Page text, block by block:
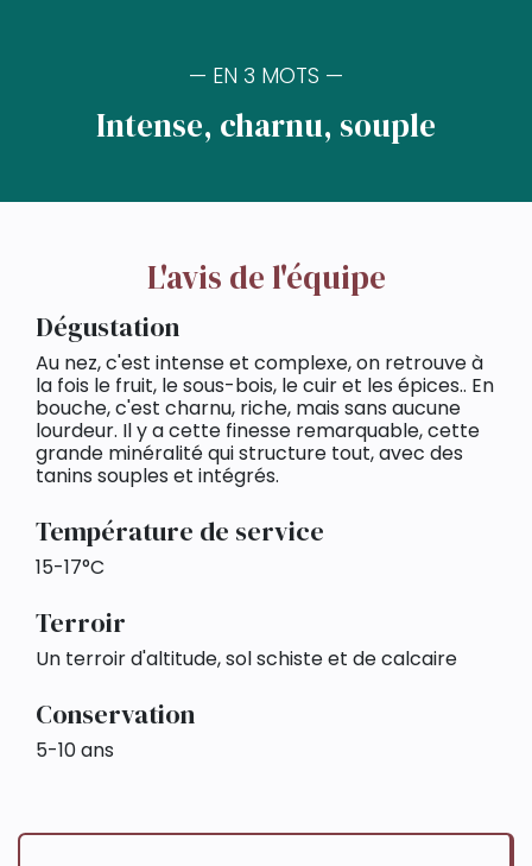
— EN 3 MOTS —
Intense, charnu, souple
L'avis de l'équipe
Dégustation
Au nez, c'est intense et complexe, on retrouve à
la fois le fruit, le sous-bois, le cuir et les épices.. En
bouche, c'est charnu, riche, mais sans aucune
lourdeur. Il y a cette finesse remarquable, cette
grande minéralité qui structure tout, avec des
tanins souples et intégrés.
Température de service
15-17°C
Terroir
Un terroir d'altitude, sol schiste et de calcaire
Conservation
5-10 ans